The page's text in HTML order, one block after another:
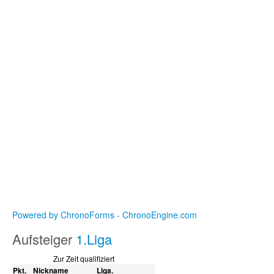
Powered by ChronoForms - ChronoEngine.com